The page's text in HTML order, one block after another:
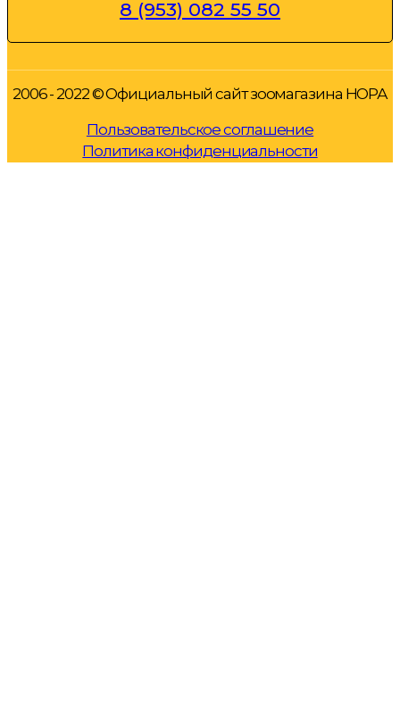
8 (953) 082 55 50
2006 - 2022 © Официальный сайт зоомагазина НОРА
Пользовательское соглашение
Политика конфиденциальности